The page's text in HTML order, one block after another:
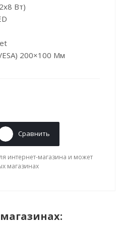
Вт)
200×100 Мм
Сравнить
интернет-магазина и может
магазинах